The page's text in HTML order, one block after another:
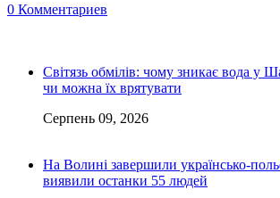
0 Комментариев
Світязь обмілів: чому зникає вода у
чи можна їх врятувати
Серпень 09, 2026
На Волині завершили українсько-
виявили останки 55 людей